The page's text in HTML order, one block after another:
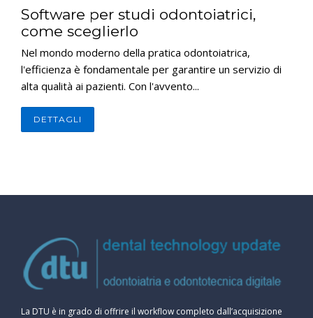
Software per studi odontoiatrici,
come sceglierlo
Nel mondo moderno della pratica odontoiatrica,
l'efficienza è fondamentale per garantire un servizio di
alta qualità ai pazienti. Con l'avvento...
DETTAGLI
La DTU è in grado di offrire il workflow completo dall’acquisizione